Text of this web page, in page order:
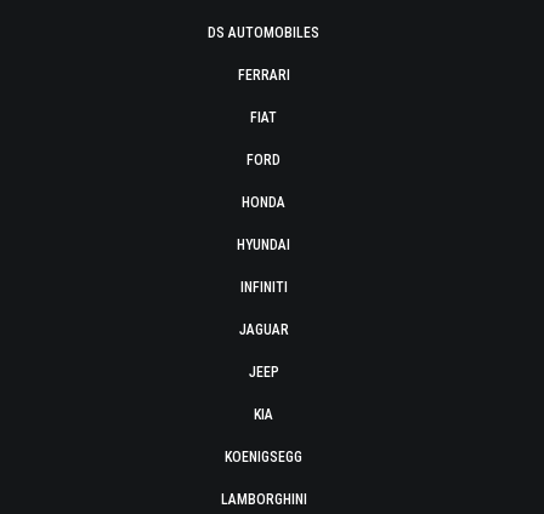
DS AUTOMOBILES
FERRARI
FIAT
FORD
HONDA
HYUNDAI
INFINITI
JAGUAR
JEEP
KIA
KOENIGSEGG
LAMBORGHINI